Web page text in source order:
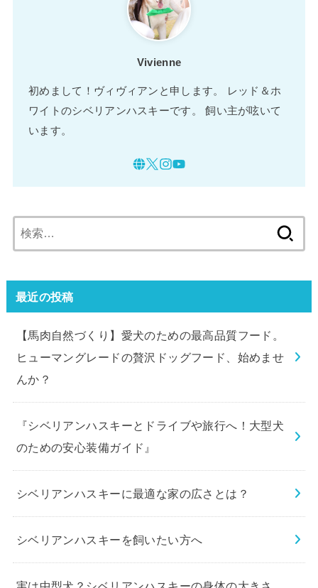
Vivienne
初めまして！ヴィヴィアンと申します。 レッド＆ホ
ワイトのシベリアンハスキーです。 飼い主が呟いて
います。
索:
最近の投稿
【馬肉自然づくり】愛犬のための最高品質フード。
ヒューマングレードの贅沢ドッグフード、始めませ
んか？
『シベリアンハスキーとドライブや旅行へ！大型犬
のための安心装備ガイド』
シベリアンハスキーに最適な家の広さとは？
シベリアンハスキーを飼いたい方へ